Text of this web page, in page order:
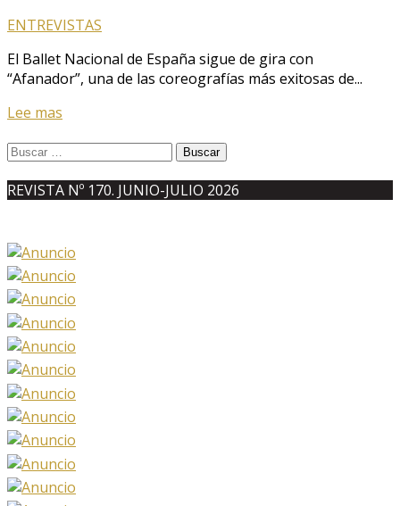
ENTREVISTAS
El Ballet Nacional de España sigue de gira con
“Afanador”, una de las coreografías más exitosas de...
Lee mas
Buscar:
REVISTA Nº 170. JUNIO-JULIO 2026